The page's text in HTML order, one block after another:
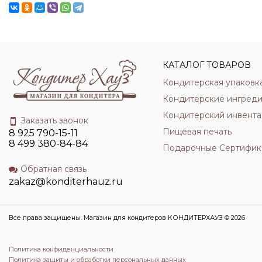
Заказать звонок
8 925 790-15-11
8 499 380-84-84
Обратная связь
zakaz@konditerhauz.ru
КАТАЛОГ ТОВАРОВ
Кондитерская
Кондитерские
Кондитерский
Пищевая печать
Подарочные
Все права защищены. Магазин для кондитеров КОНДИТЕРХАУЗ © 2026
Политика конфиденциальности
Политика защиты и обработки персональных данных